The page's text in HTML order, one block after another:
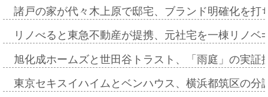
諸戸の家が代々木上原で邸宅、ブランド明確化を
リノべると東急不動産が提携、元社宅を一棟リノ
旭化成ホームズと世田谷トラスト、「雨庭」の実
東京セキスイハイムとベンハウス、横浜都筑区の